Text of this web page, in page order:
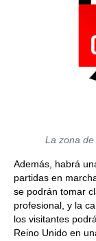
La zona
Además, habrá
partidas en
se podrán tomar
profesional, y la
los visitantes
Reino Unido en